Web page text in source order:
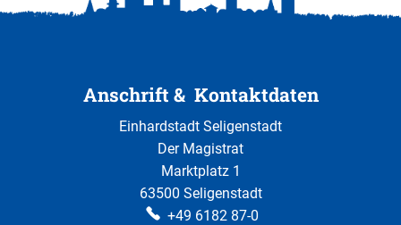
Anschrift & Kontaktdaten
Einhardstadt Seligenstadt
Der Magistrat
Marktplatz 1
63500 Seligenstadt
+49 6182 87-0